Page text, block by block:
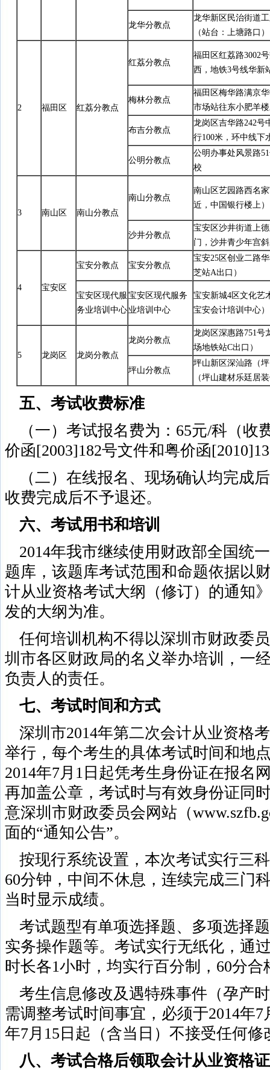
龙华分教点
龙华新区民治街道
（站台：上塘路口）
2 福田区 红荔分教点
红荔分教点
福田区红荔路3002
西，地铁3号线华新
梅林分教点
福田区梅华路满京
市场站往东小肥羊
布吉分教点
龙岗区吉华路242号
行100米，环中线下
公明分教点
公明办事处风景路
校
3 南山区 南山分教点
南山分教点
南山区艺园路西名
近，中国银行楼上）
沙井分教点
宝安区沙井街道上
门，沙井青少年宫
4 宝安区
宝安分教点 宝安分教点
宝安25区创业二路
芝站A出口）
宝安区现代服
务业培训中心
宝安区现代服务
业培训中心
宝安新城4区文化艺
宝安会计培训中心）
5 龙岗区 龙岗分教点
龙岗分教点
龙岗区深惠路751号
场地铁站C出口）
坪山分教点
坪山新区深汕路（
（坪山建材乐廷居
五、考试收费标准
（一）考试报名费为：65元/科（
价函[2003]182号文件和粤价函
（二）在线报名、现场确认均完成
收费完成后不予退还。
六、考试用书和培训
2014年我市继续使用财政部全国统
题库，该题库考试范围和命题依据以
计从业资格考试大纲（修订）的通知
发的大纲为准。
任何培训机构不得以深圳市财政委
圳市各区财政局的名义举办培训，一
负责人的责任。
七、考试时间和方式
深圳市2014年第二次会计从业资格
举行，每个考生的具体考试时间和地
2014年7月1日起凭考生身份证在报名
再加盖公章，考试时与有效身份证同
意深圳市财政委员会网站（
面的“通知公告”。
按现行系统设置，本次考试实行三
60分钟，中间不休息，连续完成三门
当时显示成绩。
考试题型有单项选择题、多项选择
实务操作题等。考试实行无纸化，通
时长各1小时，均实行百分制，60分合
考生信息修改及遇特殊事件（孕产
需调整考试时间事宜，必须于2014年7
年7月15日起（含当日）不接受任何修
八、考试合格后领取会计从业资格